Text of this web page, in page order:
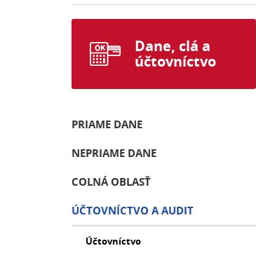
Dane, clá a
účtovníctvo
PRIAME DANE
NEPRIAME DANE
COLNÁ OBLASŤ
ÚČTOVNÍCTVO A AUDIT
Účtovníctvo